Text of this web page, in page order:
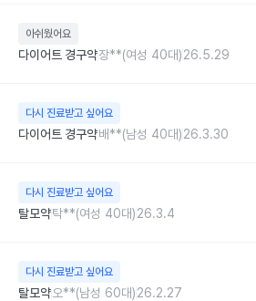
아쉬웠어요
다이어트 경구약장**(여성 40대)26.5.29
다시 진료받고 싶어요
다이어트 경구약배**(남성 40대)26.3.30
다시 진료받고 싶어요
탈모약탁**(여성 40대)26.3.4
다시 진료받고 싶어요
탈모약오**(남성 60대)26.2.27